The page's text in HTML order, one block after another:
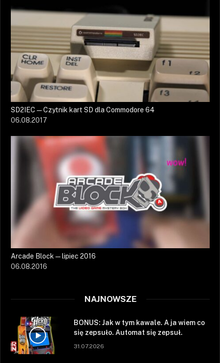
SD2IEC — Czytnik kart SD dla Commodore 64
06.08.2017
Arcade Block — lipiec 2016
06.08.2016
NAJNOWSZE
BONUS: Jak w tym kawale. A ja wiem co
się zepsuło. Automat się zepsuł.
31.07.2026